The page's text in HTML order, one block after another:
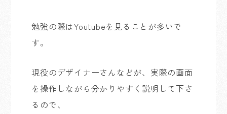
勉強の際はYoutubeを見ることが多いで
す。
現役のデザイナーさんなどが、実際の画面
を操作しながら分かりやすく説明して下さ
るので、